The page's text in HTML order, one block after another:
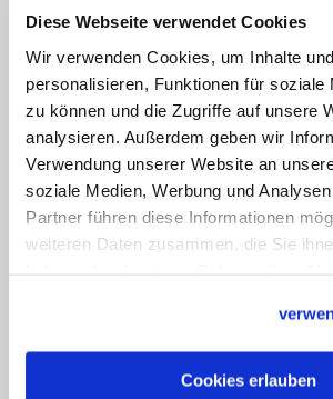
Diese Webseite verwendet Cookies
Wir verwenden Cookies, um Inhalte
personalisieren, Funktionen für soziale
zu können und die Zugriffe auf unsere
analysieren. Außerdem geben wir
Verwendung unserer Website an
soziale Medien, Werbung und
Partner führen diese Informationen
weiteren Daten zusammen, die Sie
Cookies erlauben
Marienheiligtum eingeweiht
Mehrmals täglich laden die
die barocke Abteikirche zu
Gebetszeiten und
Bild: ©